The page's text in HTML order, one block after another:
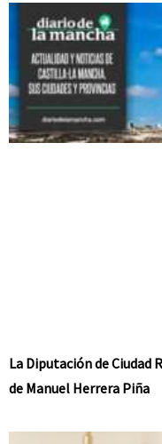
La Diputación de Ciudad
de Manuel Herrera Piña